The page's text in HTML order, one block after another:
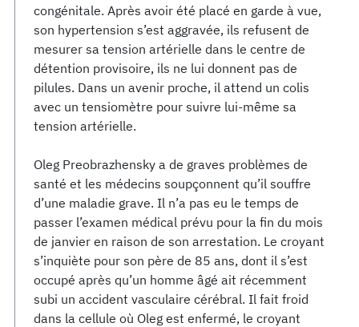
congénitale. Après avoir été placé en garde à vue,
son hypertension s’est aggravée, ils refusent de
mesurer sa tension artérielle dans le centre de
détention provisoire, ils ne lui donnent pas de
pilules. Dans un avenir proche, il attend un colis
avec un tensiomètre pour suivre lui-même sa
tension artérielle.
Oleg Preobrazhensky a de graves problèmes de
santé et les médecins soupçonnent qu’il souffre
d’une maladie grave. Il n’a pas eu le temps de
passer l’examen médical prévu pour la fin du mois
de janvier en raison de son arrestation. Le croyant
s’inquiète pour son père de 85 ans, dont il s’est
occupé après qu’un homme âgé ait récemment
subi un accident vasculaire cérébral. Il fait froid
dans la cellule où Oleg est enfermé, le croyant